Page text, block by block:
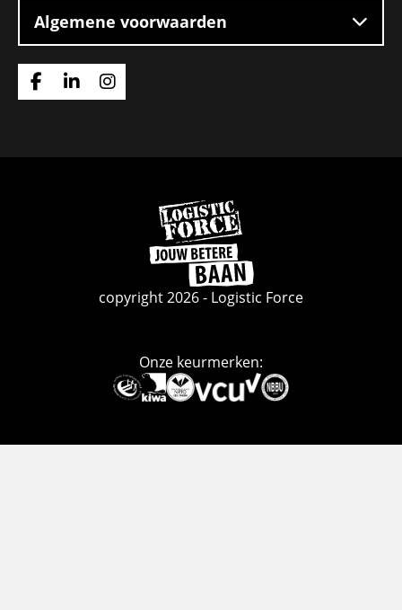
Algemene voorwaarden
Ga
Ga
Ga
Ga
naar
de
homepage
copyright 2026 - Logistic Force
Onze keurmerken:
Deze
link
naar